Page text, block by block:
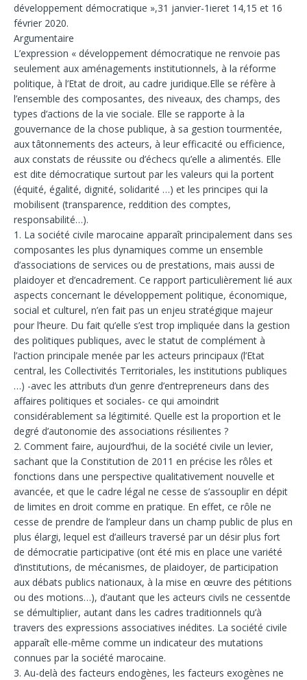
développement démocratique »,31 janvier-1ieret 14,15 et 16
février 2020.
Argumentaire
L’expression « développement démocratique ne renvoie pas
seulement aux aménagements institutionnels, à la réforme
politique, à l’Etat de droit, au cadre juridique.Elle se réfère à
l’ensemble des composantes, des niveaux, des champs, des
types d‘actions de la vie sociale. Elle se rapporte à la
gouvernance de la chose publique, à sa gestion tourmentée,
aux tâtonnements des acteurs, à leur efficacité ou efficience,
aux constats de réussite ou d’échecs qu’elle a alimentés. Elle
est dite démocratique surtout par les valeurs qui la portent
(équité, égalité, dignité, solidarité …) et les principes qui la
mobilisent (transparence, reddition des comptes,
responsabilité…).
1. La société civile marocaine apparaît principalement dans ses
composantes les plus dynamiques comme un ensemble
d’associations de services ou de prestations, mais aussi de
plaidoyer et d’encadrement. Ce rapport particulièrement lié aux
aspects concernant le développement politique, économique,
social et culturel, n’en fait pas un enjeu stratégique majeur
pour l’heure. Du fait qu’elle s’est trop impliquée dans la gestion
des politiques publiques, avec le statut de complément à
l’action principale menée par les acteurs principaux (l’Etat
central, les Collectivités Territoriales, les institutions publiques
…) -avec les attributs d’un genre d’entrepreneurs dans des
affaires politiques et sociales- ce qui amoindrit
considérablement sa légitimité. Quelle est la proportion et le
degré d’autonomie des associations résilientes ?
2. Comment faire, aujourd’hui, de la société civile un levier,
sachant que la Constitution de 2011 en précise les rôles et
fonctions dans une perspective qualitativement nouvelle et
avancée, et que le cadre légal ne cesse de s’assouplir en dépit
de limites en droit comme en pratique. En effet, ce rôle ne
cesse de prendre de l’ampleur dans un champ public de plus en
plus élargi, lequel est d’ailleurs traversé par un désir plus fort
de démocratie participative (ont été mis en place une variété
d’institutions, de mécanismes, de plaidoyer, de participation
aux débats publics nationaux, à la mise en œuvre des pétitions
ou des motions…), d’autant que les acteurs civils ne cessentde
se démultiplier, autant dans les cadres traditionnels qu’à
travers des expressions associatives inédites. La société civile
apparaît elle-même comme un indicateur des mutations
connues par la société marocaine.
3. Au-delà des facteurs endogènes, les facteurs exogènes ne